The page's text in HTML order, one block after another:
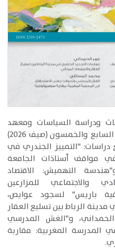
ودراسة السياسات ومعهد
الدوحة للدراسات العليا العدد السابع والخمسون (صيف 2026)
دراسات: "التمييز الجندري في
مواقف أستاذات الجامعة
التهميش: الاقتصاد
والاجتماعي للمزارعين
باريس" لسجود عوايص،
الرباط بين تسليع العقار
الحمداني، و"الغش المدرسي
المدرسة المغربية: مقاربة